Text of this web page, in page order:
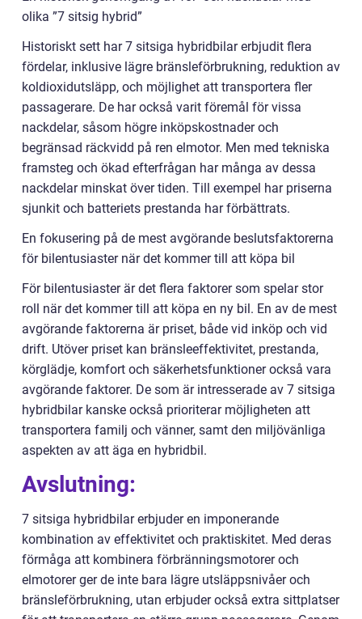
olika ”7 sitsig hybrid”
Historiskt sett har 7 sitsiga hybridbilar erbjudit flera
fördelar, inklusive lägre bränsleförbrukning, reduktion av
koldioxidutsläpp, och möjlighet att transportera fler
passagerare. De har också varit föremål för vissa
nackdelar, såsom högre inköpskostnader och
begränsad räckvidd på ren elmotor. Men med tekniska
framsteg och ökad efterfrågan har många av dessa
nackdelar minskat över tiden. Till exempel har priserna
sjunkit och batteriets prestanda har förbättrats.
En fokusering på de mest avgörande beslutsfaktorerna
för bilentusiaster när det kommer till att köpa bil
För bilentusiaster är det flera faktorer som spelar stor
roll när det kommer till att köpa en ny bil. En av de mest
avgörande faktorerna är priset, både vid inköp och vid
drift. Utöver priset kan bränsleeffektivitet, prestanda,
körglädje, komfort och säkerhetsfunktioner också vara
avgörande faktorer. De som är intresserade av 7 sitsiga
hybridbilar kanske också prioriterar möjligheten att
transportera familj och vänner, samt den miljövänliga
aspekten av att äga en hybridbil.
Avslutning:
7 sitsiga hybridbilar erbjuder en imponerande
kombination av effektivitet och praktiskitet. Med deras
förmåga att kombinera förbränningsmotorer och
elmotorer ger de inte bara lägre utsläppsnivåer och
bränsleförbrukning, utan erbjuder också extra sittplatser